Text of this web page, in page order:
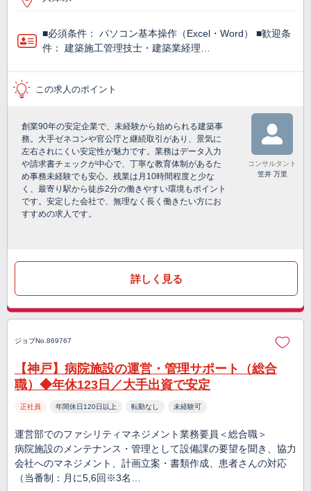
■必須条件： パソコン基本操作（Excel・Word） ■歓迎条
件： 建築施工管理技士・建築業経理…
この求人のポイント
創業90年の安定企業で、未経験から始められる建築事
務。大手ゼネコンや官公庁と継続取引があり、景気に
左右されにくい安定性が魅力です。業務はデータ入力
や請求書チェックが中心で、丁寧な教育体制があるた
め事務未経験でも安心。残業は月10時間程度と少な
く、最寄り駅から徒歩2分の働きやすい環境もポイント
です。安定した会社で、無理なく長く働きたい方にお
すすめの求人です。
コンサルタント
笠井 万里
詳しく見る
ジョブNo.869767
【神戸】病院施設の運営・管理サポート（総合
職）◆年休123日／大手出資で安定
正社員 年間休日120日以上 転勤なし 未経験可
運営部でのファシリティマネジメント業務要員＜総合職＞
病院施設のメンテナンス・管理として設備課の要望を聞き、協力
会社へのマネジメント、計画立案・書類作成、患者さんの対応
（当番制：月に5,6回※3名…